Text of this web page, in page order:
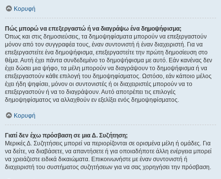
Κορυφή
Πώς μπορώ να επεξεργαστώ ή να διαγράψω ένα δημοψήφισμα;
Όπως και στις δημοσιεύσεις, τα δημοψηφίσματα μπορούν να επεξεργαστούν
μόνον από τον συγγραφέα τους, έναν συντονιστή ή έναν διαχειριστή. Για να
επεξεργαστείτε ένα δημοψήφισμα, επεξεργαστείτε την πρώτη δημοσίευση στο
θέμα. Αυτή έχει πάντα συνδεδεμένο το δημοψήφισμα με αυτό. Εάν κανένας δεν
έχει δώσει μια ψήφο, τα μέλη μπορούν να διαγράψουν το δημοψήφισμα ή να
επεξεργαστούν κάθε επιλογή του δημοψηφίσματος. Ωστόσο, εάν κάποιο μέλος
έχει ήδη ψηφίσει, μόνον οι συντονιστές ή οι διαχειριστές μπορούν να το
επεξεργαστούν ή να το διαγράψουν. Αυτό αποτρέπει τις επιλογές
δημοψηφίσματος να αλλαχθούν εν εξελίξει ενός δημοψηφίσματος.
Κορυφή
Γιατί δεν έχω πρόσβαση σε μια Δ. Συζήτηση;
Μερικές Δ. Συζητήσεις μπορεί να περιορίζονται σε ορισμένα μέλη ή ομάδες. Για
να δείτε, να διαβάσετε, να απαντήσετε ή για οποιαδήποτε άλλη ενέργεια μπορεί
να χρειάζεστε ειδικά δικαιώματα. Επικοινωνήστε με έναν συντονιστή ή
διαχειριστή του συστήματος συζητήσεων για να σας χορηγήσει την πρόσβαση.